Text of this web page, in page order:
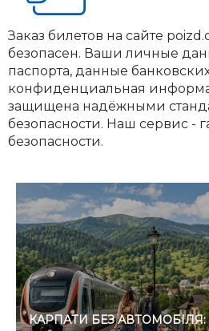
Заказ билетов на сайте
безопасен. Ваши личные
паспорта, данные
конфиденциальная
защищена надёжными
безопасности. Наш сервис -
безопасности.
КАРПАТИ БЕЗ АВТОМОБІЛЯ: